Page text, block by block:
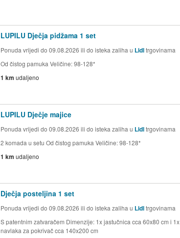
LUPILU Dječja pidžama 1 set
Ponuda vrijedi do 09.08.2026 ili do isteka zaliha u Lidltrgovinama
Od čistog pamuka Veličine: 98-128*
1 km udaljeno
LUPILU Dječje majice
Ponuda vrijedi do 09.08.2026 ili do isteka zaliha u Lidltrgovinama
2 komada u setu Od čistog pamuka Veličine: 98-128*
1 km udaljeno
Dječja posteljina 1 set
Ponuda vrijedi do 09.08.2026 ili do isteka zaliha u Lidltrgovinama
S patentnim zatvaračem Dimenzije: 1x jastučnica cca 60x80 cm i 1x
navlaka za pokrivač cca 140x200 cm